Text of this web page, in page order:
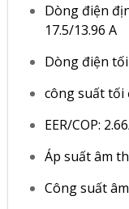
Dòng điện
17.5/13.96 A
Dòng điện tối
công suất tối
EER/COP:
Áp suất âm
Công suất